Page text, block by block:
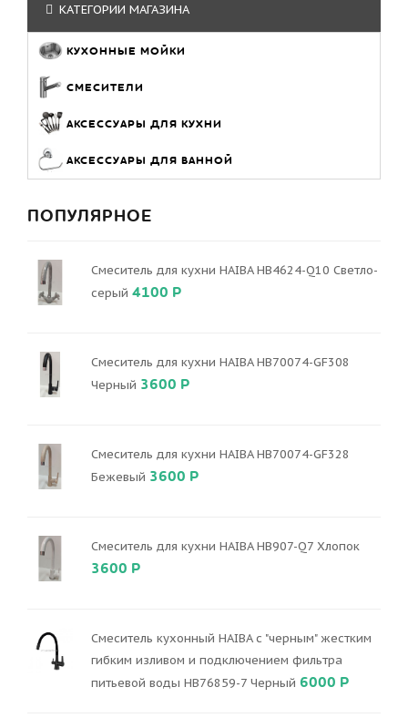
КАТЕГОРИИ МАГАЗИНА
КУХОННЫЕ МОЙКИ
СМЕСИТЕЛИ
АКСЕССУАРЫ ДЛЯ КУХНИ
АКСЕССУАРЫ ДЛЯ ВАННОЙ
ПОПУЛЯРНОЕ
Смеситель для кухни HAIBA HB4624-Q10 Светло-
серый 4100 Р
Смеситель для кухни HAIBA HB70074-GF308
Черный 3600 Р
Смеситель для кухни HAIBA HB70074-GF328
Бежевый 3600 Р
Смеситель для кухни HAIBA HB907-Q7 Хлопок
3600 Р
Смеситель кухонный HAIBA с "черным" жестким
гибким изливом и подключением фильтра
питьевой воды HB76859-7 Черный 6000 Р